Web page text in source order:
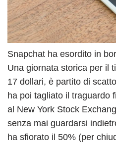
Snapchat ha esordito in
Una giornata storica per il
17 dollari, è partito di
ha poi tagliato il traguardo
al New York Stock
senza mai guardarsi
ha sfiorato il 50% (per